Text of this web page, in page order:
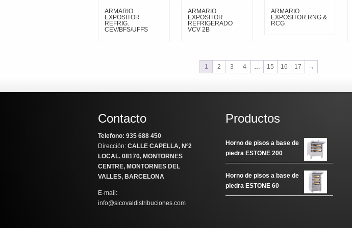
ARMARIO
EXPOSITOR
REFRIG.
CEV/BFS/UFFS
ARMARIO
EXPOSITOR
REFRIGERADO
VCV 2B
ARMARIO
EXPOSITOR RNG &
RCG
1 2 3 4 … 15 16 17 →
Contacto
Telefono: 935 688 450
Dirección: CALLE CAPELLA, Nº2
LOCAL. 08170, MONTORNES
CENTRE, MONTORNES DEL
VALLES, BARCELONA
E-mail:
info@sicovaldistribuciones.com
Productos
Horno de pisos a base de
piedra ESTONE 200
Horno de pisos a base de
piedra ESTONE 60